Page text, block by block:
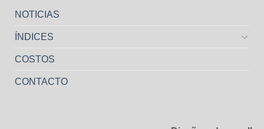
NOTICIAS
ÍNDICES
COSTOS
CONTACTO